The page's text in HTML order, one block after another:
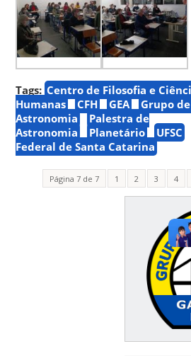
Tags: Centro de Filosofia e
Humanas
CFH GEA
Grupo
Astronomia
Palestra de
Astronomia
Planetário UFSC
Federal de Santa Catarina
Página 7 de 7 1 2 3 4